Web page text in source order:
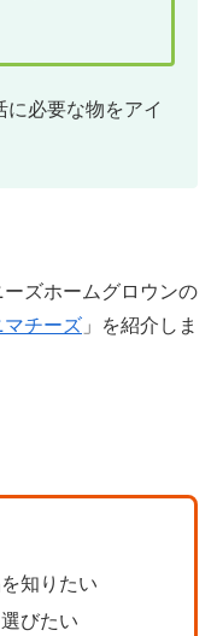
必要な物をアイ
ズホームグロウンの
マチーズ 」を紹介しま
知りたい
びたい